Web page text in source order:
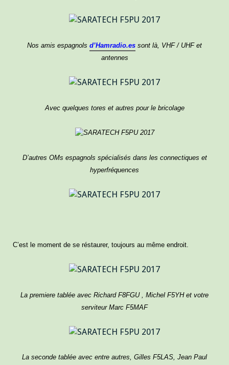
Nos amis espagnols d’Hamradio.es sont là, VHF / UHF et
antennes
Avec quelques tores et autres pour le bricolage
D’autres OMs espagnols spécialisés dans les connectiques et
hyperfréquences
C’est le moment de se réstaurer, toujours au même endroit.
La premiere tablée avec Richard F8FGU , Michel F5YH et votre
serviteur Marc F5MAF
La seconde tablée avec entre autres, Gilles F5LAS, Jean Paul